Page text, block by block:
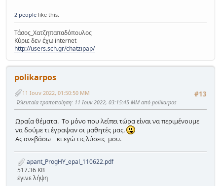
2 people like this.
Τάσος_Χατζηπαπαδόπουλος
Κύριε δεν έχω internet
http://users.sch.gr/chatzipap/
polikarpos
#13
11 Ιουν 2022, 01:50:50 ΜΜ
Τελευταία τροποποίηση: 11 Ιουν 2022, 03:15:45 ΜΜ από polikarpos
Ωραία θέματα. Το μόνο που λείπει τώρα είναι να περιμένουμε
να δούμε τι έγραψαν οι μαθητές μας.
Ας ανεβάσω κι εγώ τις λύσεις μου.
apant_ProgHY_epal_110622.pdf
517.36 KB
έγινε λήψη